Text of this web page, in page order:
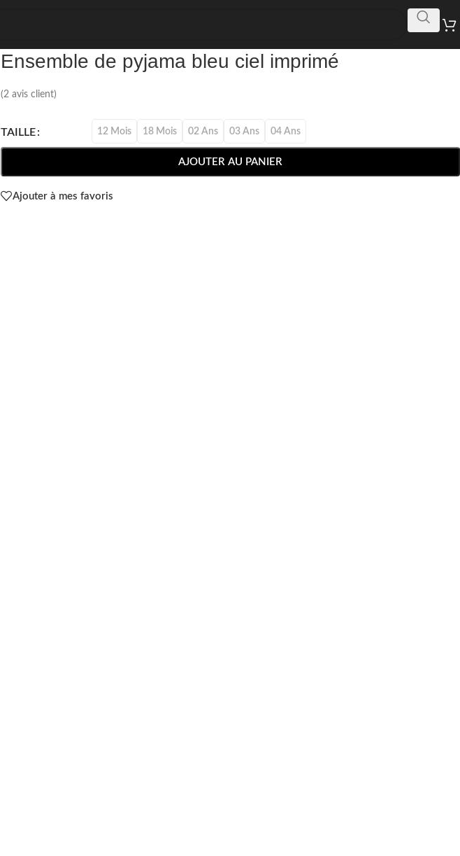
Ensemble de pyjama bleu ciel imprimé
(2 avis client)
TAILLE 12 Mois 18 Mois 02 Ans 03 Ans 04 Ans
AJOUTER AU PANIER
Ajouter à mes favoris